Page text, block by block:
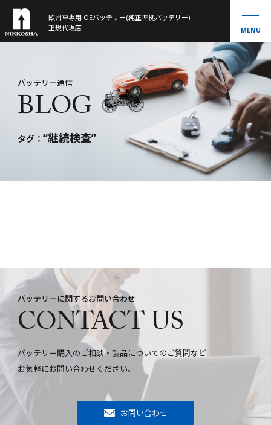
欧州車専用 OEバッテリー(純正準拠バッテリー)
正規代理店
製品ラインナップ
取扱製品一覧
MOLL
Banner
大型トラック／産業用・農機・建機用
会社概要
History
バッテリー通信
MENU
バッテリー通信
BLOG
タグ： “継続検査”
バッテリーに関するお問い合わせ
CONTACT US
バッテリー購入のご相談・製品についてのご質問など
お気軽にお問い合わせください。
お問い合わせ